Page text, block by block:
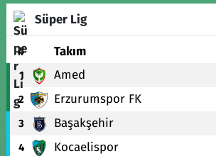
Süper Lig
# Takım
1 Amed
2 Erzurumspor FK
3 Başakşehir
4 Kocaelispor